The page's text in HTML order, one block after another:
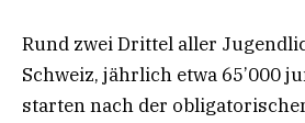
Rund zwei Drittel aller
Schweiz, jährlich etwa 65’000
starten nach der